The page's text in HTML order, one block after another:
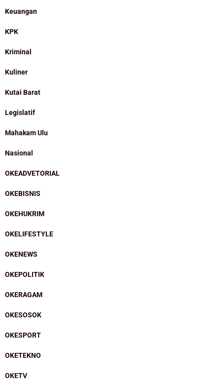
Keuangan
KPK
Kriminal
Kuliner
Kutai Barat
Legislatif
Mahakam Ulu
Nasional
OKEADVETORIAL
OKEBISNIS
OKEHUKRIM
OKELIFESTYLE
OKENEWS
OKEPOLITIK
OKERAGAM
OKESOSOK
OKESPORT
OKETEKNO
OKETV